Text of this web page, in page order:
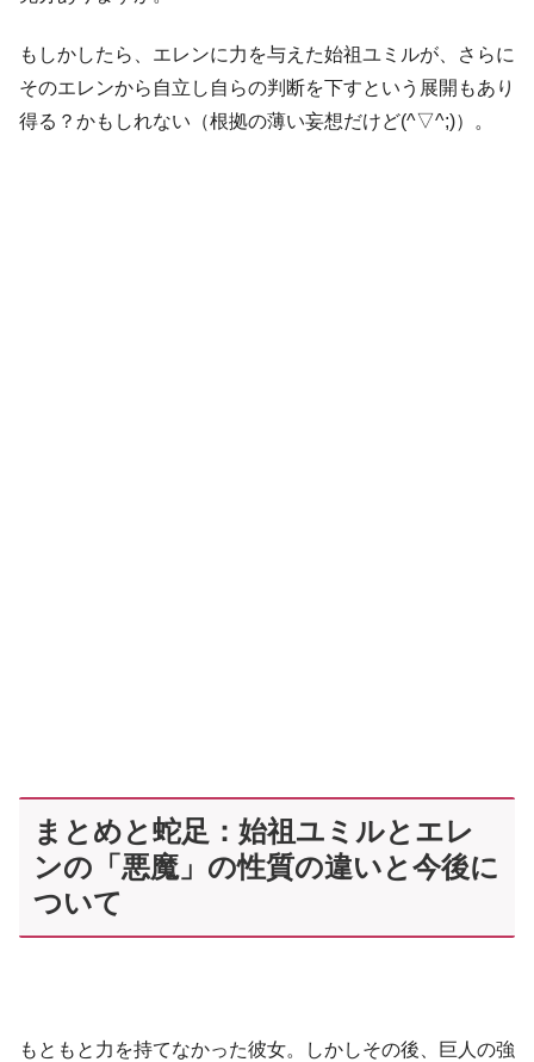
もしかしたら、エレンに力を与えた始祖ユミルが、さらに
そのエレンから自立し自らの判断を下すという展開もあり
得る？かもしれない（根拠の薄い妄想だけど(^▽^;)）。
まとめと蛇足：始祖ユミルとエレ
ンの「悪魔」の性質の違いと今後に
ついて
もともと力を持てなかった彼女。しかしその後、巨人の強